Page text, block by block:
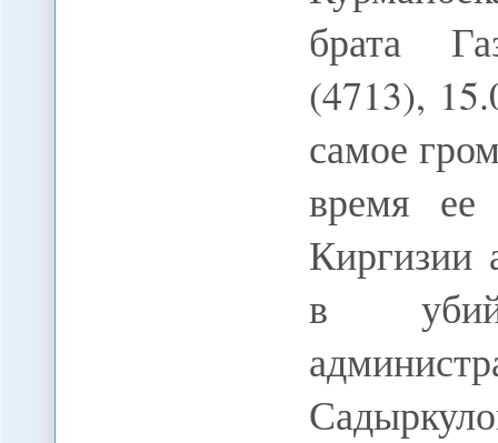
брата
(4713),
самое
время
Киргизии
в